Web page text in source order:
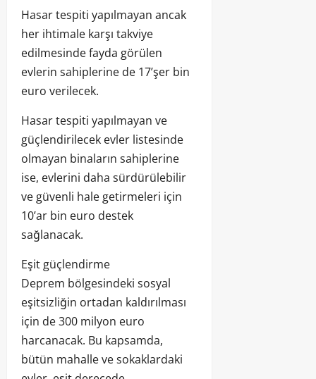
Hasar tespiti yapılmayan ancak
her ihtimale karşı takviye
edilmesinde fayda görülen
evlerin sahiplerine de 17’şer bin
euro verilecek.
Hasar tespiti yapılmayan ve
güçlendirilecek evler listesinde
olmayan binaların sahiplerine
ise, evlerini daha sürdürülebilir
ve güvenli hale getirmeleri için
10’ar bin euro destek
sağlanacak.
Eşit güçlendirme
Deprem bölgesindeki sosyal
eşitsizliğin ortadan kaldırılması
için de 300 milyon euro
harcanacak. Bu kapsamda,
bütün mahalle ve sokaklardaki